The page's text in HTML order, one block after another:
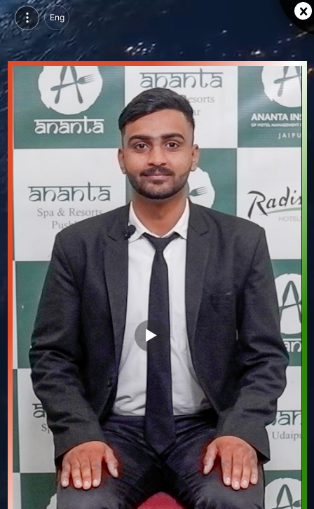
Eng
देवदर्शन सिंह शेखावत, परसुइन्ग डिप्लोमा इन होटल मैनेजमेंट, एआईएचएमएएस, जयपुर | वीडियो परिचय देखें
देवदर्शन सिंह शेखावत, परसुइन्ग डिप्लोमा इन होटल मैनेजमेंट, एआईएचएमएएस, जयपुर का वीडियो परिचय और सिंगल ब्रांडिंग पेज देखें।